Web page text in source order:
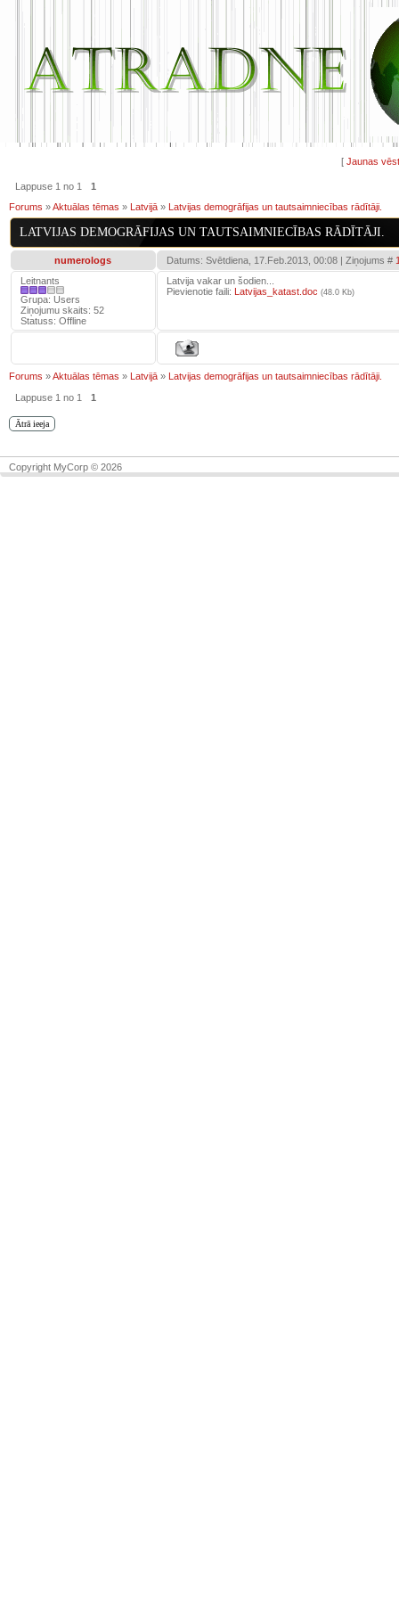
[ Jaunas
Lappuse 1 no 1
1
Forums »Aktuālas tēmas » Latvijā » Latvijas demogrāfijas un tautsaimniecības rādītāji.
LATVIJAS DEMOGRĀFIJAS UN TAUTSAIMNIECĪBAS RĀDĪTĀJI.
numerologs Datums: Svētdiena, 17.Feb.2013, 00:08 | Ziņojums #
Leitnants
Grupa: Users
Ziņojumu skaits: 52
Statuss: Offline
Latvija vakar un šodien...
Pievienotie faili: Latvijas_katast.doc (48.0 Kb)
Forums »Aktuālas tēmas » Latvijā » Latvijas demogrāfijas un tautsaimniecības rādītāji.
Lappuse 1 no 1 1
Copyright MyCorp © 2026